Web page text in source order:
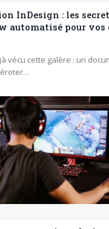
InDesign : les
automatisé pour vos
vécu cette galère : un